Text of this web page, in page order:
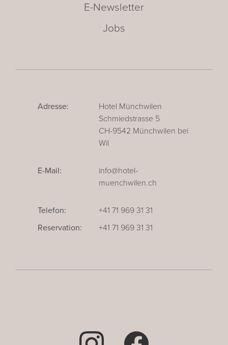
E-Newsletter
Jobs
Adresse:
Hotel Münchwilen
Schmiedstrasse 5
CH-9542 Münchwilen bei
Wil
E-Mail:
info@hotel-
muenchwilen.ch
Telefon:
+41 71 969 31 31
Reservation:
+41 71 969 31 31